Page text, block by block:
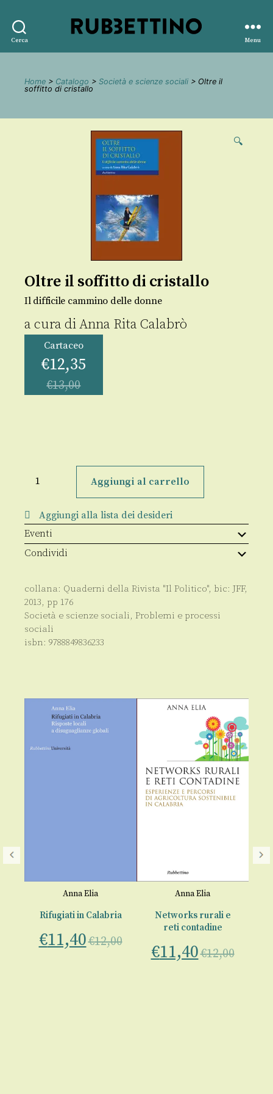
Cerca
editore
Menu
Home > Catalogo > Società e scienze sociali > Oltre il
soffitto di cristallo
🔍
Oltre il soffitto di cristallo
Il difficile cammino delle donne
a cura diAnna Rita Calabrò
Cartaceo
€12,35
€13,00
cristallo
quantità
Aggiungi al carrello
Aggiungi alla lista dei desideri
Eventi
Condividi
collana: Quaderni della Rivista "Il Politico", bic: JFF,
2013, pp 176
Società e scienze sociali, Problemi e processi
sociali
isbn: 9788849836233
Anna Elia
Rifugiati in Calabria
€11,40€12,00
Anna Elia
Networks rurali e
reti contadine
€11,40€12,00